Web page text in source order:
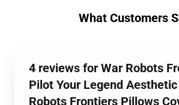
What Customers
4 reviews for War Robots
Pilot Your Legend
Robots Frontiers Pillows